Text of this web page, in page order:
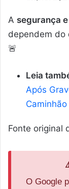
A segurança
dependem do
🚨
Leia
Após
Fonte original
O Google